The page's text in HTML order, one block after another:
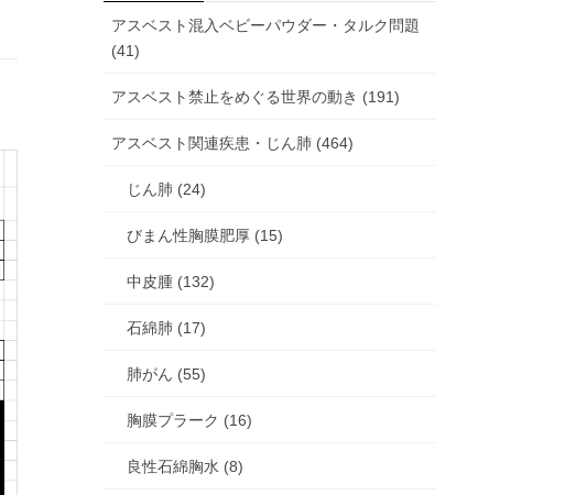
アスベスト混入ベビーパウダー・タルク問題
(41)
アスベスト禁止をめぐる世界の動き (191)
アスベスト関連疾患・じん肺 (464)
じん肺 (24)
びまん性胸膜肥厚 (15)
中皮腫 (132)
石綿肺 (17)
肺がん (55)
胸膜プラーク (16)
良性石綿胸水 (8)